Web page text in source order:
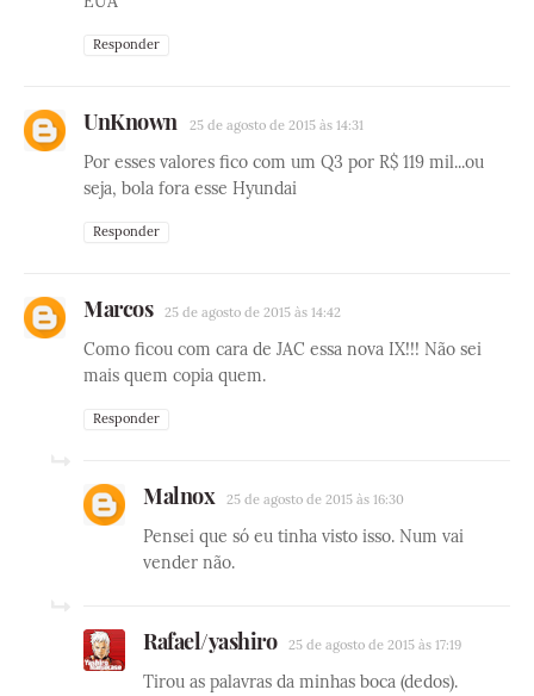
Responder
UnKnown 25 de agosto de 2015 às 14:31
Por esses valores fico com um Q3 por R$ 119 mil...ou
seja, bola fora esse Hyundai
Responder
Marcos 25 de agosto de 2015 às 14:42
Como ficou com cara de JAC essa nova IX!!! Não sei
mais quem copia quem.
Responder
Malnox 25 de agosto de 2015 às 16:30
Pensei que só eu tinha visto isso. Num vai
vender não.
Rafael/yashiro 25 de agosto de 2015 às 17:19
Tirou as palavras da minhas boca (dedos).